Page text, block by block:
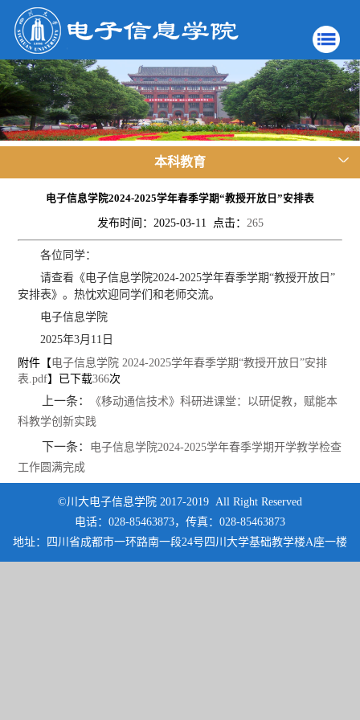
本科教育
电子信息学院2024-2025学年春季学期“教授开放日”安排表
发布时间：2025-03-11 点击： 265
各位同学：
请查看《电子信息学院2024-2025学年春季学期“教授开放日”
安排表》。热忱欢迎同学们和老师交流。
电子信息学院
2025年3月11日
附件【电子信息学院 2024-2025学年春季学期“教授开放日”安排
表.pdf】已下载366次
上一条：
《移动通信技术》科研进课堂：以研促教，赋能本
科教学创新实践
下一条： 电子信息学院2024-2025学年春季学期开学教学检查
工作圆满完成
©川大电子信息学院 2017-2019 All Right Reserved
电话：028-85463873，传真：028-85463873
地址：四川省成都市一环路南一段24号四川大学基础教学楼A座一楼